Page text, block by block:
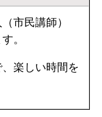
市民講師）
。
楽しい時間を